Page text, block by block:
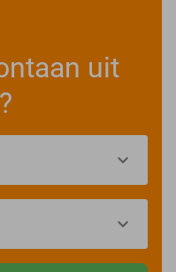
uit